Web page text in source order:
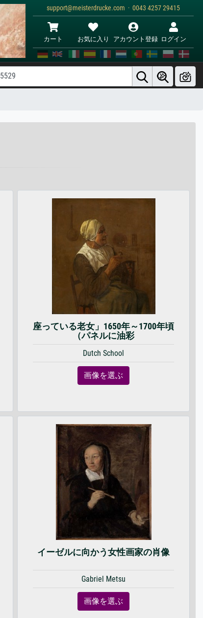
support@meisterdrucke.com · 0043 4257 29415
カート お気に入り アカウント登録 ログイン
座っている老女」1650年～1700年頃
（パネルに油彩
Dutch School
画像を選ぶ
イーゼルに向かう女性画家の肖像
Gabriel Metsu
画像を選ぶ